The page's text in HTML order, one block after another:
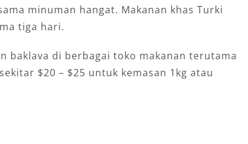
minuman hangat. Makanan khas Turki
tiga hari.
baklava di berbagai toko makanan terutama
$20 – $25 untuk kemasan 1kg atau